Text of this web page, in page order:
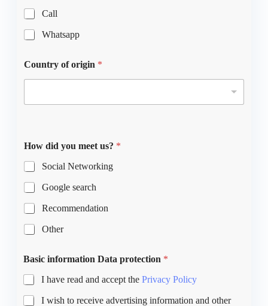
Call
Whatsapp
Country of origin *
How did you meet us? *
Social Networking
Google search
Recommendation
Other
Basic information Data protection *
I have read and accept the Privacy Policy
I wish to receive advertising information and other